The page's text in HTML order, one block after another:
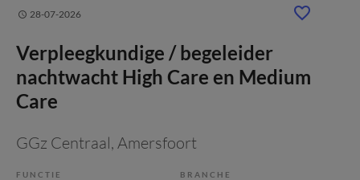
28-07-2026
Verpleegkundige / begeleider
nachtwacht High Care en Medium
Care
GGz Centraal, Amersfoort
FUNCTIE BRANCHE